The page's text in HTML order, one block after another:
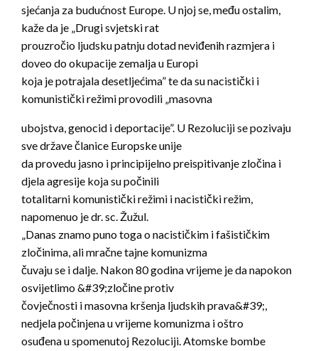
sjećanja za budućnost Europe. U njoj se, među ostalim,
kaže da je „Drugi svjetski rat
prouzročio ljudsku patnju dotad neviđenih razmjera i
doveo do okupacije zemalja u Europi
koja je potrajala desetljećima” te da su nacistički i
komunistički režimi provodili „masovna
ubojstva, genocid i deportacije”. U Rezoluciji se pozivaju
sve države članice Europske unije
da provedu jasno i principijelno preispitivanje zločina i
djela agresije koja su počinili
totalitarni komunistički režimi i nacistički režim,
napomenuo je dr. sc. Žužul.
„Danas znamo puno toga o nacističkim i fašističkim
zločinima, ali mračne tajne komunizma
čuvaju se i dalje. Nakon 80 godina vrijeme je da napokon
osvijetlimo &#39;zločine protiv
čovječnosti i masovna kršenja ljudskih prava&#39;,
nedjela počinjena u vrijeme komunizma i oštro
osuđena u spomenutoj Rezoluciji. Atomske bombe